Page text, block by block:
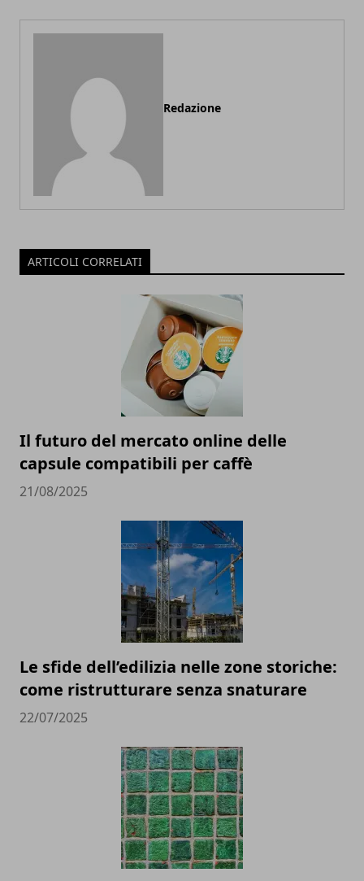
Redazione
ARTICOLI CORRELATI
Il futuro del mercato online delle
capsule compatibili per caffè
21/08/2025
Le sfide dell’edilizia nelle zone storiche:
come ristrutturare senza snaturare
22/07/2025